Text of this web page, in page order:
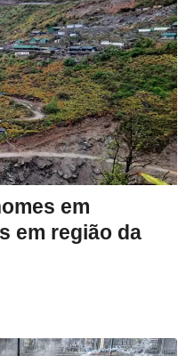
em
em região da